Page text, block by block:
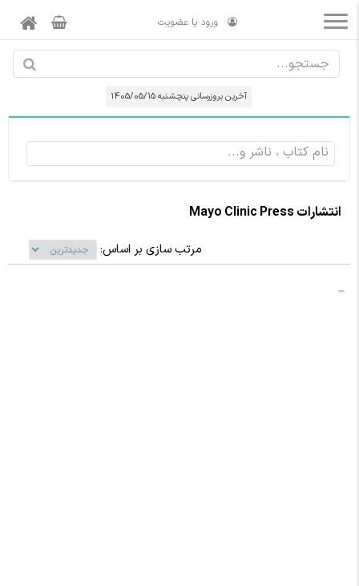
ورود یا عضویت
آخرین بروزرسانی پنچشنبه 1405/05/15
انتشارات Mayo Clinic Press
مرتب سازی بر اساس: